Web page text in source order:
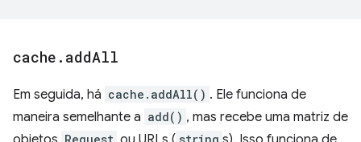
cache . addAll
Em seguida, há cache.addAll() . Ele funciona de
maneira semelhante a add() , mas recebe uma matriz de